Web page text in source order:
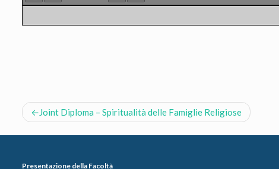
Navigazione
articoli
Joint Diploma – Spiritualità delle Famiglie Religiose
Presentazione della Facoltà